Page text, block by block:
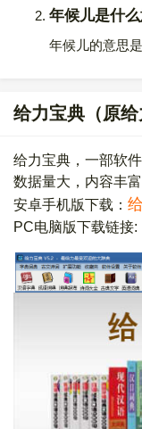
年候儿是什么
年候儿的意思
给力宝典（原
给力宝典，一部软
数据量大，内容丰
安卓手机版下载：
PC电脑版下载链接: